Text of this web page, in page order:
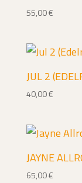
55,00€
JUL 2
40,00€
JAYNE
65,00€